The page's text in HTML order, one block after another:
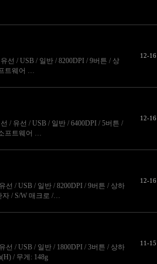
선 / USB / 일반 / 8200DPI / 9버튼 / 상
트웨어 …
12-16
/ 유선 / USB / 일반 / 6400DPI / 5버튼 /
프트웨어 …
12-16
선 / USB / 일반 / 8200DPI / 9버튼 / 상하
자 / S/W 매크로 /…
12-16
선 / USB / 일반 / 1800DPI / 3버튼 / 상하
/ 무게: 148g
11-15